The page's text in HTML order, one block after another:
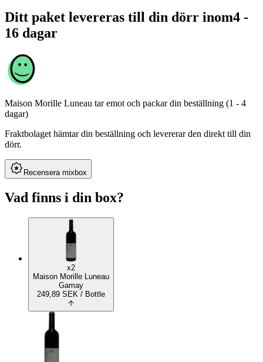
Ditt paket levereras till din dörr inom4 -
16 dagar
Maison Morille Luneau tar emot och packar din beställning (1 - 4
dagar)
Fraktbolaget hämtar din beställning och levererar den direkt till din
dörr.
Recensera mixbox
Vad finns i din box?
x2
Maison Morille Luneau
Gamay
249,89 SEK / Bottle